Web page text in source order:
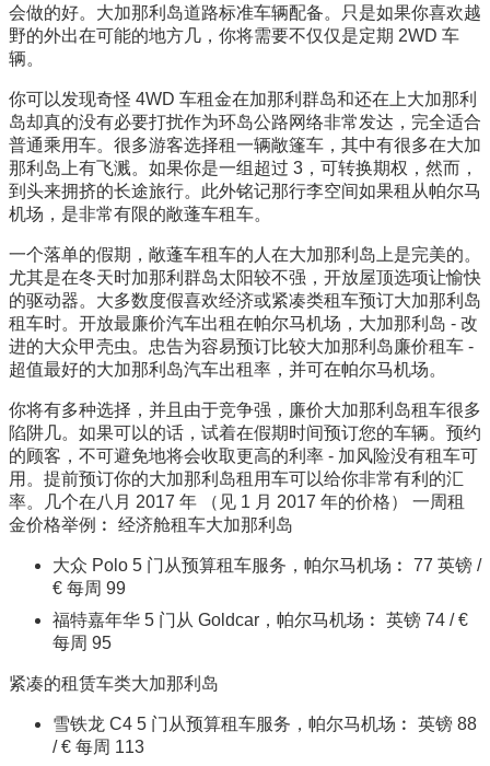
会做的好。大加那利岛道路标准车辆配备。只是如果你喜欢越
野的外出在可能的地方几，你将需要不仅仅是定期 2WD 车
辆。
你可以发现奇怪 4WD 车租金在加那利群岛和还在上大加那利
岛却真的没有必要打扰作为环岛公路网络非常发达，完全适合
普通乘用车。很多游客选择租一辆敞篷车，其中有很多在大加
那利岛上有飞溅。如果你是一组超过 3，可转换期权，然而，
到头来拥挤的长途旅行。此外铭记那行李空间如果租从帕尔马
机场，是非常有限的敞蓬车租车。
一个落单的假期，敞蓬车租车的人在大加那利岛上是完美的。
尤其是在冬天时加那利群岛太阳较不强，开放屋顶选项让愉快
的驱动器。大多数度假喜欢经济或紧凑类租车预订大加那利岛
租车时。开放最廉价汽车出租在帕尔马机场，大加那利岛 - 改
进的大众甲壳虫。忠告为容易预订比较大加那利岛廉价租车 -
超值最好的大加那利岛汽车出租率，并可在帕尔马机场。
你将有多种选择，并且由于竞争强，廉价大加那利岛租车很多
陷阱几。如果可以的话，试着在假期时间预订您的车辆。预约
的顾客，不可避免地将会收取更高的利率 - 加风险没有租车可
用。提前预订你的大加那利岛租用车可以给你非常有利的汇
率。几个在八月 2017 年 （见 1 月 2017 年的价格） 一周租
金价格举例︰ 经济舱租车大加那利岛
大众 Polo 5 门从预算租车服务，帕尔马机场︰ 77 英镑 /
€ 每周 99
福特嘉年华 5 门从 Goldcar，帕尔马机场︰ 英镑 74 / €
每周 95
紧凑的租赁车类大加那利岛
雪铁龙 C4 5 门从预算租车服务，帕尔马机场︰ 英镑 88
/ € 每周 113